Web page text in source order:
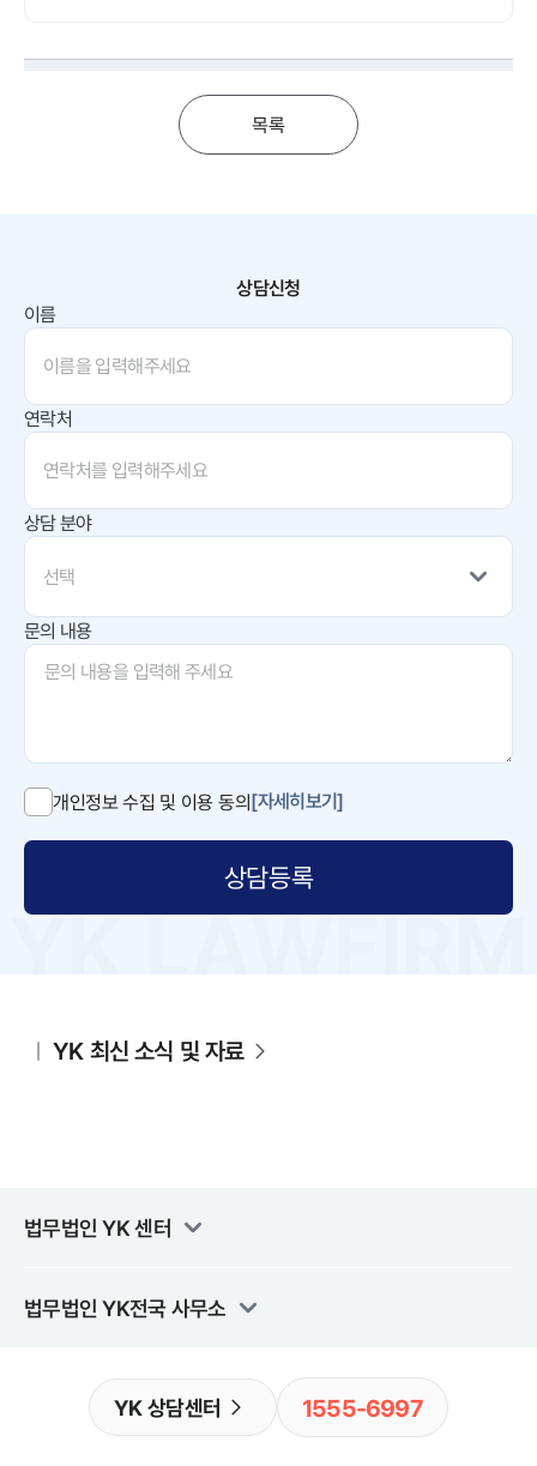
목록
상담신청
이름
연락처
상담 분야
선택
문의 내용
개인정보 수집 및 이용 동의[자세히보기]
상담등록
YK 최신 소식 및 자료
법무법인 YK센터
법무법인 YK전국 사무소
YK 상담센터 1555-6997